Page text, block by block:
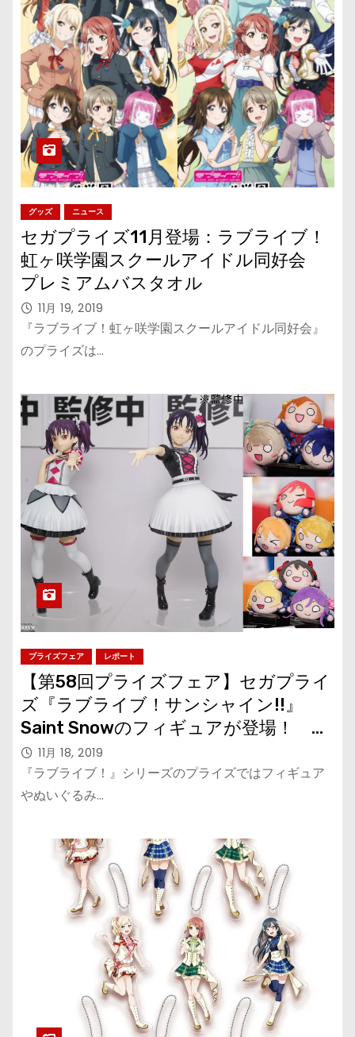
グッズ ニュース
セガプライズ11月登場：ラブライブ！
虹ヶ咲学園スクールアイドル同好会
プレミアムバスタオル
11月 19, 2019
『ラブライブ！虹ヶ咲学園スクールアイドル同好会』
のプライズは…
プライズフェア レポート
【第58回プライズフェア】セガプライ
ズ『ラブライブ！サンシャイン!!』
Saint Snowのフィギュアが登場！
『ラブライブ！』制服姿の寝そべりぬ
いぐるみ
11月 18, 2019
『ラブライブ！』シリーズのプライズではフィギュア
やぬいぐるみ…